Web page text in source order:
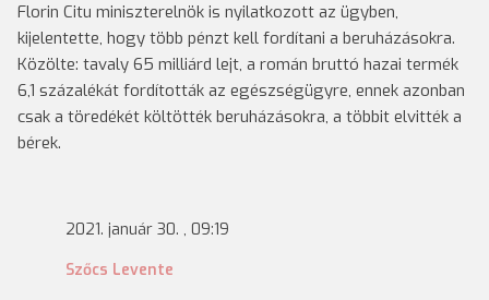
Florin Citu miniszterelnök is nyilatkozott az ügyben,
kijelentette, hogy több pénzt kell fordítani a beruházásokra.
Közölte: tavaly 65 milliárd lejt, a román bruttó hazai termék
6,1 százalékát fordították az egészségügyre, ennek azonban
csak a töredékét költötték beruházásokra, a többit elvitték a
bérek.
2021. január 30. , 09:19
Szőcs Levente